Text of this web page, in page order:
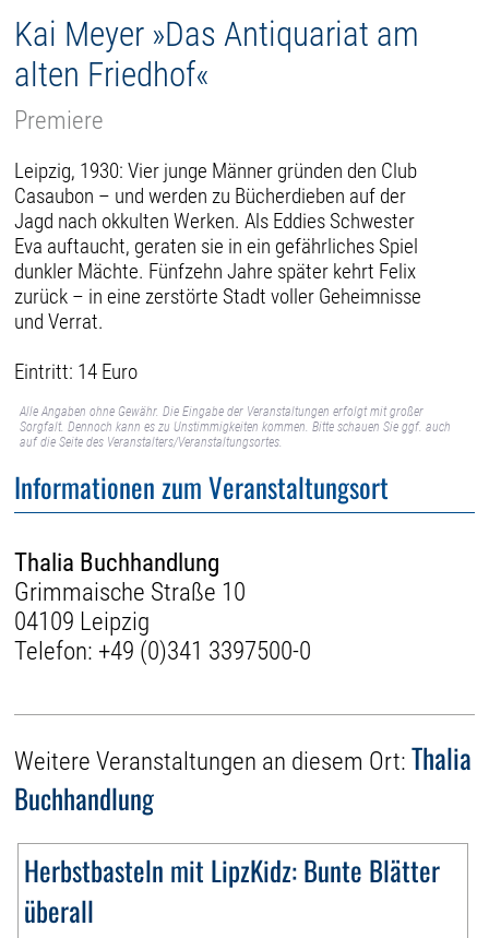
Kai Meyer »Das Antiquariat am
alten Friedhof«
Premiere
Leipzig, 1930: Vier junge Männer gründen den Club
Casaubon – und werden zu Bücherdieben auf der
Jagd nach okkulten Werken. Als Eddies Schwester
Eva auftaucht, geraten sie in ein gefährliches Spiel
dunkler Mächte. Fünfzehn Jahre später kehrt Felix
zurück – in eine zerstörte Stadt voller Geheimnisse
und Verrat.
Eintritt: 14 Euro
Alle Angaben ohne Gewähr. Die Eingabe der Veranstaltungen erfolgt mit großer
Sorgfalt. Dennoch kann es zu Unstimmigkeiten kommen. Bitte schauen Sie ggf. auch
auf die Seite des Veranstalters/Veranstaltungsortes.
Informationen zum Veranstaltungsort
Thalia Buchhandlung
Grimmaische Straße 10
04109 Leipzig
Telefon: +49 (0)341 3397500-0
Weitere Veranstaltungen an diesem Ort: Thalia
Buchhandlung
Herbstbasteln mit LipzKidz: Bunte Blätter
überall